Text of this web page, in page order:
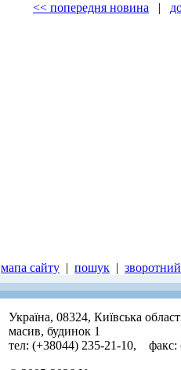
<< попередня новина |
мапа сайту | пошук |
Україна, 08324, Київська
масив, будинок 1
тел: (+38044) 235-21-10, факс: